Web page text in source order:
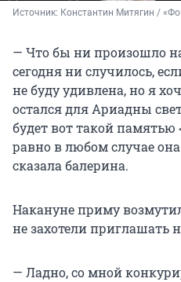
Источник: Константин Митягин /
— Что бы ни произошло
сегодня ни случилось,
не буду удивлена, но я
остался для Ариадны
будет вот такой
равно в любом случае
сказала балерина.
Накануне приму
не захотели приглашать
— Ладно, со мной